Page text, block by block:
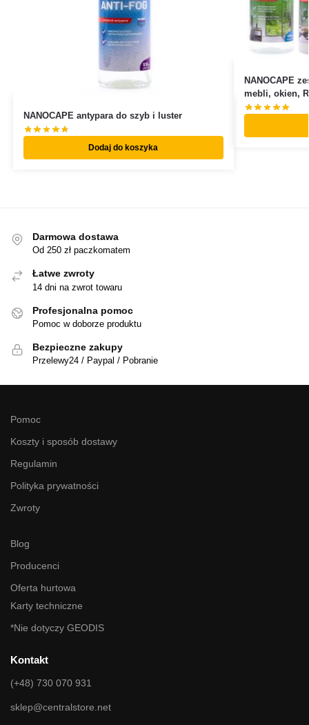
NANOCAPE antypara do szyb i luster
Dodaj do koszyka
NANOCAPE
mebli, okien,
Darmowa dostawa
Od 250 zł paczkomatem
Łatwe zwroty
14 dni na zwrot towaru
Profesjonalna pomoc
Pomoc w doborze produktu
Bezpieczne zakupy
Przelewy24 / Paypal / Pobranie
Pomoc
Koszty i sposób dostawy
Regulamin
Polityka prywatności
Zwroty
Blog
Producenci
Oferta hurtowa
Karty techniczne
*Nie dotyczy GEODIS
Kontakt
(+48) 730 070 931
sklep@centralstore.net